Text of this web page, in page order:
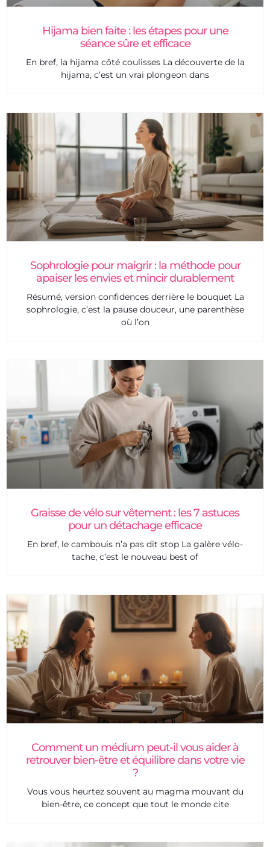
Hijama bien faite : les étapes pour une
séance sûre et efficace
En bref, la hijama côté coulisses La découverte de la
hijama, c’est un vrai plongeon dans
Sophrologie pour maigrir : la méthode pour
apaiser les envies et mincir durablement
Résumé, version confidences derrière le bouquet La
sophrologie, c’est la pause douceur, une parenthèse
où l’on
Graisse de vélo sur vêtement : les 7 astuces
pour un détachage efficace
En bref, le cambouis n’a pas dit stop La galère vélo-
tache, c’est le nouveau best of
Comment un médium peut-il vous aider à
retrouver bien-être et équilibre dans votre vie
?
Vous vous heurtez souvent au magma mouvant du
bien-être, ce concept que tout le monde cite